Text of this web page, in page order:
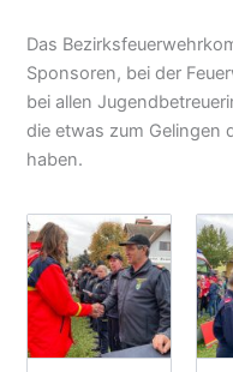
Das
Sponsoren, bei der
bei allen
die etwas zum Gelingen
haben.